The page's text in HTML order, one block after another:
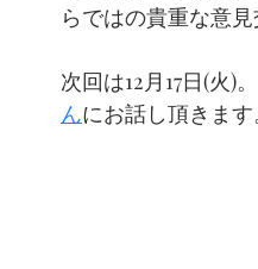
らではの貴重な意
次回は12月17日(火)。
んにお話し頂きま